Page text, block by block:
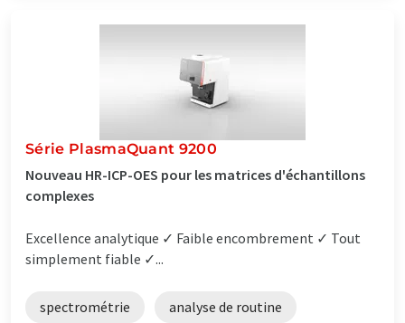
Série PlasmaQuant 9200
Nouveau HR-ICP-OES pour les matrices d'échantillons
complexes
Excellence analytique ✓ Faible encombrement ✓ Tout
simplement fiable ✓...
spectrométrie analyse de routine